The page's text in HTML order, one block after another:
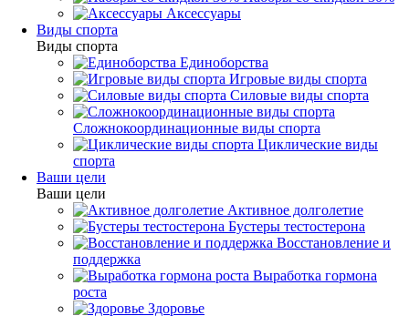
Аксессуары
Виды спорта
Виды спорта
Единоборства
Игровые виды спорта
Силовые виды спорта
Сложнокоординационные виды спорта
Циклические виды
спорта
Ваши цели
Ваши цели
Активное долголетие
Бустеры тестостерона
Восстановление и
поддержка
Выработка гормона
роста
Здоровье